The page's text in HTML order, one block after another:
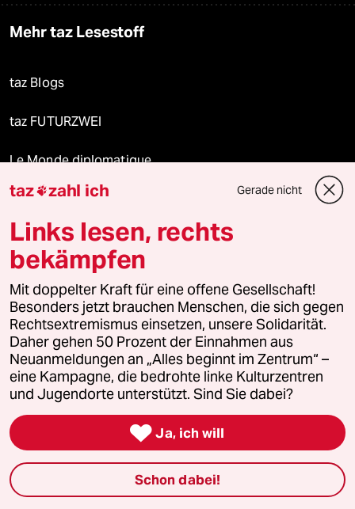
Mehr taz Lesestoff
taz Blogs
taz FUTURZWEI
Le Monde diplomatique
taz Archiv
Mehr taz Angebote
Reisen
Kantine
Shop
Anzeigen
taz zahl ich Gerade nicht
Links lesen, rechts
bekämpfen
Mit doppelter Kraft für eine offene Gesellschaft!
Besonders jetzt brauchen Menschen, die sich gegen
Rechtsextremismus einsetzen, unsere Solidarität.
Daher gehen 50 Prozent der Einnahmen aus
Neuanmeldungen an „Alles beginnt im Zentrum“ –
eine Kampagne, die bedrohte linke Kulturzentren
und Jugendorte unterstützt. Sind Sie dabei?
 Ja, ich will
Schon dabei!